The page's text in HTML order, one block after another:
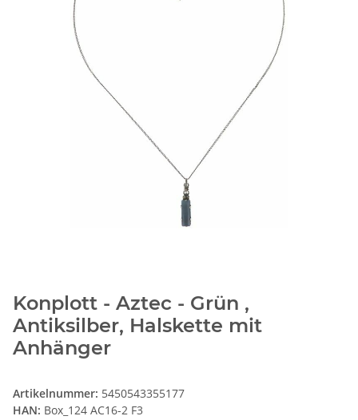
Konplott - Aztec - Grün ,
Antiksilber, Halskette mit
Anhänger
Artikelnummer: 5450543355177
HAN: Box_124 AC16-2 F3